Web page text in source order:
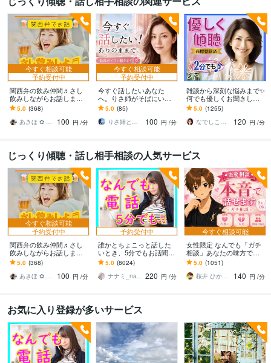
今すぐ相談可能
予約受付中
関西弁の飲み仲間♬さし
飲みしながらお話します
何となく話したい✨酔った
時のいい気分のまま⭐︎お話
しましょう
5.0 (368)
あきほ ✿ 元気を届ける関西女子✨
100 円 /分
今すぐ相談可能
予約受付中
今すぐ話したいあなた
へ。りさ姉がそばにいま
す 1人じゃない。どんな感
情も否定しない✨低音ボイ
スでゆったり
5.0 (85)
りさ姉と話すこころ整え時間
100 円 /分
雑談から深刻な悩みまで✨
何でも優しくお聞きしま
す 恋愛・人間関係・仕
事・職場・家族✅どんな事
でも受け止めます❗
5.0 (1255)
なでしこママ ✿ 幸せ案内人
120 円 /分
じっくり傾聴・話し相手相談の人気サービス
今すぐ相談可能
予約受付中
関西弁の飲み仲間♬さし
飲みしながらお話します
何となく話したい✨酔った
時のいい気分のまま⭐︎お話
しましょう
5.0 (368)
あきほ ✿ 元気を届ける関西女子✨
100 円 /分
予約受付中
誰かとちょこっと話した
いとき、5分でもお話聞き
ます 疲れた～、でもカウ
ンセリングじゃない、な
んとなく雑談聞いて～
5.0 (8024)
ナナミ_nanami 220 円 /分
今すぐ相談可能
女性限定 なんでも「ガチ
相談」あなたの味方で話
ます 男性目線で、あなた
の恋の“答え”を言葉にしま
す。
5.0 (1051)
桜井 ひかる｜経験豊富の恋愛相談室
140 円 /分
お気に入り登録が多いサービス